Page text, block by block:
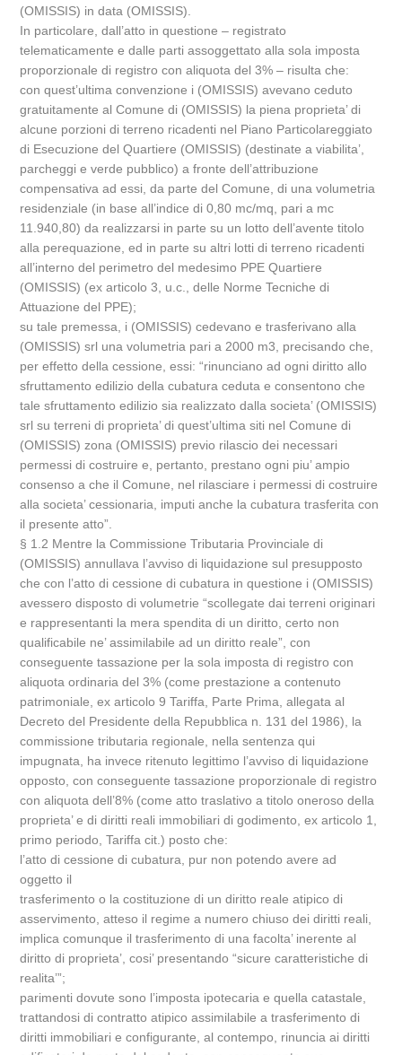
(OMISSIS) in data (OMISSIS).
In particolare, dall’atto in questione – registrato
telematicamente e dalle parti assoggettato alla sola imposta
proporzionale di registro con aliquota del 3% – risulta che:
con quest’ultima convenzione i (OMISSIS) avevano ceduto
gratuitamente al Comune di (OMISSIS) la piena proprieta’ di
alcune porzioni di terreno ricadenti nel Piano Particolareggiato
di Esecuzione del Quartiere (OMISSIS) (destinate a viabilita’,
parcheggi e verde pubblico) a fronte dell’attribuzione
compensativa ad essi, da parte del Comune, di una volumetria
residenziale (in base all’indice di 0,80 mc/mq, pari a mc
11.940,80) da realizzarsi in parte su un lotto dell’avente titolo
alla perequazione, ed in parte su altri lotti di terreno ricadenti
all’interno del perimetro del medesimo PPE Quartiere
(OMISSIS) (ex articolo 3, u.c., delle Norme Tecniche di
Attuazione del PPE);
su tale premessa, i (OMISSIS) cedevano e trasferivano alla
(OMISSIS) srl una volumetria pari a 2000 m3, precisando che,
per effetto della cessione, essi: “rinunciano ad ogni diritto allo
sfruttamento edilizio della cubatura ceduta e consentono che
tale sfruttamento edilizio sia realizzato dalla societa’ (OMISSIS)
srl su terreni di proprieta’ di quest’ultima siti nel Comune di
(OMISSIS) zona (OMISSIS) previo rilascio dei necessari
permessi di costruire e, pertanto, prestano ogni piu’ ampio
consenso a che il Comune, nel rilasciare i permessi di costruire
alla societa’ cessionaria, imputi anche la cubatura trasferita con
il presente atto”.
§ 1.2 Mentre la Commissione Tributaria Provinciale di
(OMISSIS) annullava l’avviso di liquidazione sul presupposto
che con l’atto di cessione di cubatura in questione i (OMISSIS)
avessero disposto di volumetrie “scollegate dai terreni originari
e rappresentanti la mera spendita di un diritto, certo non
qualificabile ne’ assimilabile ad un diritto reale”, con
conseguente tassazione per la sola imposta di registro con
aliquota ordinaria del 3% (come prestazione a contenuto
patrimoniale, ex articolo 9 Tariffa, Parte Prima, allegata al
Decreto del Presidente della Repubblica n. 131 del 1986), la
commissione tributaria regionale, nella sentenza qui
impugnata, ha invece ritenuto legittimo l’avviso di liquidazione
opposto, con conseguente tassazione proporzionale di registro
con aliquota dell’8% (come atto traslativo a titolo oneroso della
proprieta’ e di diritti reali immobiliari di godimento, ex articolo 1,
primo periodo, Tariffa cit.) posto che:
l’atto di cessione di cubatura, pur non potendo avere ad
oggetto il
trasferimento o la costituzione di un diritto reale atipico di
asservimento, atteso il regime a numero chiuso dei diritti reali,
implica comunque il trasferimento di una facolta’ inerente al
diritto di proprieta’, cosi’ presentando “sicure caratteristiche di
realita’”;
parimenti dovute sono l’imposta ipotecaria e quella catastale,
trattandosi di contratto atipico assimilabile a trasferimento di
diritti immobiliari e configurante, al contempo, rinuncia ai diritti